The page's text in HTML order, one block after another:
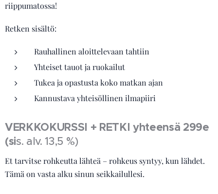
riippumatossa!
Retken sisältö:
Rauhallinen aloittelevaan tahtiin
Yhteiset tauot ja ruokailut
Tukea ja opastusta koko matkan ajan
Kannustava yhteisöllinen ilmapiiri
VERKKOKURSSI + RETKI yhteensä 299e
(sis. alv. 13,5 %)
Et tarvitse rohkeutta lähteä – rohkeus syntyy, kun lähdet.
Tämä on vasta alku sinun seikkailullesi.